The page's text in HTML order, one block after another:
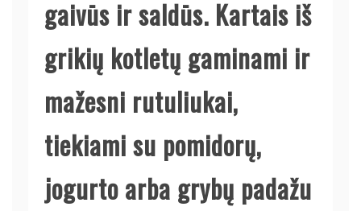
gaivūs ir saldūs. Kartais iš
grikių kotletų gaminami ir
mažesni rutuliukai,
tiekiami su pomidorų,
jogurto arba grybų padažu